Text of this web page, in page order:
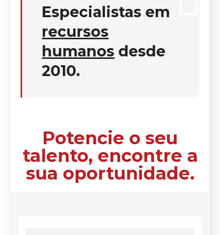
Especialistas em
recursos
humanos desde
2010.
Potencie o seu
talento, encontre a
sua oportunidade.